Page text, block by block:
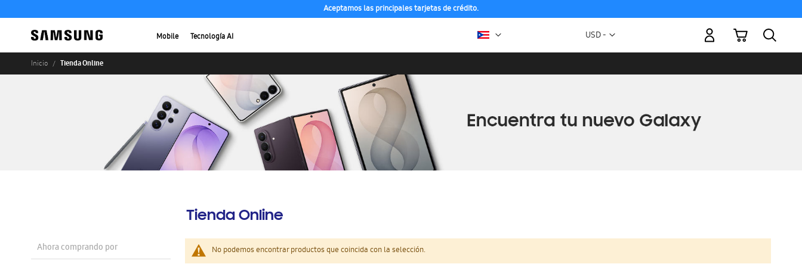
Aceptamos las principales tarjetas de crédito.
Mobile Tecnología AI Moneda
USD -
Mi carrito
Inicio Tienda Online
Tienda Online
No podemos encontrar productos que coincida con la selección.
Ahora comprando por